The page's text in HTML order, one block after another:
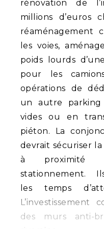
rénovation de
millions d’euros
réaménagement
les voies,
poids lourds
pour les
opérations de
un autre
vides ou en
piéton. La
devrait sécuriser
à proximité
stationnement.
les temps
L’investissement
des murs anti-